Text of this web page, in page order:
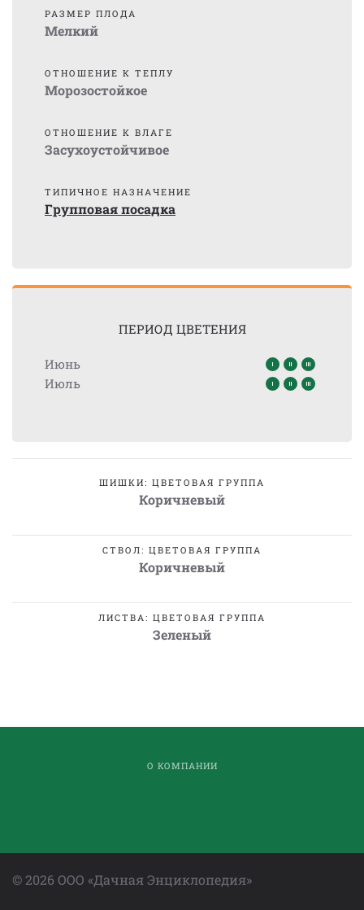
РАЗМЕР ПЛОДА
Мелкий
ОТНОШЕНИЕ К ТЕПЛУ
Морозостойкое
ОТНОШЕНИЕ К ВЛАГЕ
Засухоустойчивое
ТИПИЧНОЕ НАЗНАЧЕНИЕ
Групповая посадка
ПЕРИОД ЦВЕТЕНИЯ
Июнь
Июль
ШИШКИ: ЦВЕТОВАЯ ГРУППА
Коричневый
СТВОЛ: ЦВЕТОВАЯ ГРУППА
Коричневый
ЛИСТВА: ЦВЕТОВАЯ ГРУППА
Зеленый
О КОМПАНИИ
©2026 ООО «Дачная Энциклопедия»